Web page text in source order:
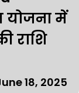
योजना में
राशि
18, 2025